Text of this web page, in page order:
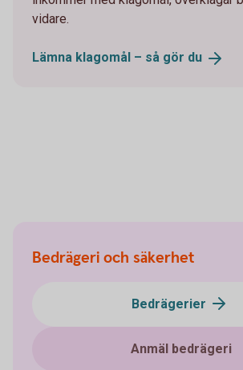
vidare.
Lämna klagomål – så gör du
Bedrägeri och säkerhet
Bedrägerier
Anmäl bedrägeri